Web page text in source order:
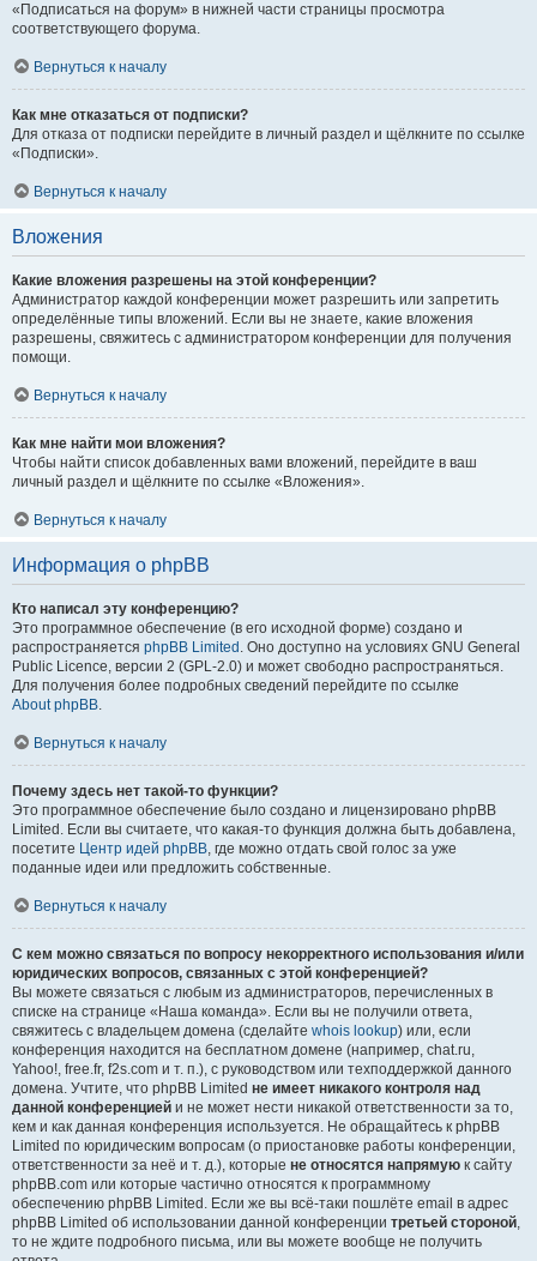
«Подписаться на форум» в нижней части страницы просмотра
соответствующего форума.
Вернуться к началу
Как мне отказаться от подписки?
Для отказа от подписки перейдите в личный раздел и щёлкните по ссылке
«Подписки».
Вернуться к началу
Вложения
Какие вложения разрешены на этой конференции?
Администратор каждой конференции может разрешить или запретить
определённые типы вложений. Если вы не знаете, какие вложения
разрешены, свяжитесь с администратором конференции для получения
помощи.
Вернуться к началу
Как мне найти мои вложения?
Чтобы найти список добавленных вами вложений, перейдите в ваш
личный раздел и щёлкните по ссылке «Вложения».
Вернуться к началу
Информация о phpBB
Кто написал эту конференцию?
Это программное обеспечение (в его исходной форме) создано и
распространяется phpBB Limited . Оно доступно на условиях GNU General
Public Licence, версии 2 (GPL-2.0) и может свободно распространяться.
Для получения более подробных сведений перейдите по ссылке
About phpBB.
Вернуться к началу
Почему здесь нет такой-то функции?
Это программное обеспечение было создано и лицензировано phpBB
Limited. Если вы считаете, что какая-то функция должна быть добавлена,
посетите Центр идей phpBB, где можно отдать свой голос за уже
поданные идеи или предложить собственные.
Вернуться к началу
С кем можно связаться по вопросу некорректного использования и/или
юридических вопросов, связанных с этой конференцией?
Вы можете связаться с любым из администраторов, перечисленных в
списке на странице «Наша команда». Если вы не получили ответа,
свяжитесь с владельцем домена (сделайте whois lookup) или, если
конференция находится на бесплатном домене (например, chat.ru,
Yahoo!, free.fr, f2s.com и т. п.), с руководством или техподдержкой данного
домена. Учтите, что phpBB Limited не имеет никакого контроля над
данной конференцией и не может нести никакой ответственности за то,
кем и как данная конференция используется. Не обращайтесь к phpBB
Limited по юридическим вопросам (о приостановке работы конференции,
ответственности за неё и т. д.), которые не относятся напрямую к сайту
phpBB.com или которые частично относятся к программному
обеспечению phpBB Limited. Если же вы всё-таки пошлёте email в адрес
phpBB Limited об использовании данной конференции третьей стороной,
то не ждите подробного письма, или вы можете вообще не получить